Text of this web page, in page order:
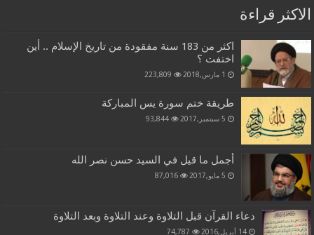
الاكثر قراءة
اكثر من 183 سنة مفقودة من تاريخ الإسلام .. أين
اختفت ؟
1 مارس,2018 223,809
طريقة ختم سورة يس المباركة
5 سبتمبر,2017 93,844
أجمل ما قيل في السيد حسن نصر الله
5 مايو,2017 87,016
دعاء القرآن قبل التلاوة وعند التلاوة وبعد التلاوة
14 أبريل,2016 74,787